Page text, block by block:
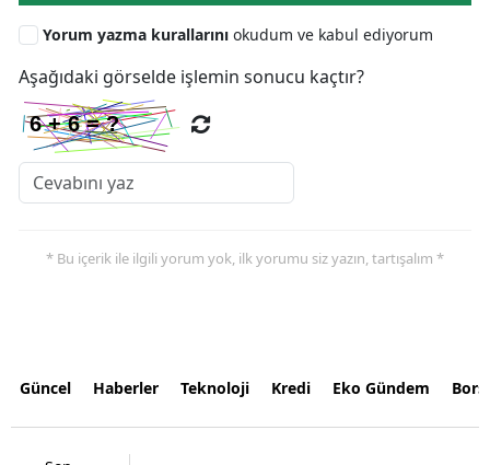
Yorum yazma kurallarını okudum ve kabul ediyorum
Aşağıdaki görselde işlemin sonucu kaçtır?
* Bu içerik ile ilgili yorum yok, ilk yorumu siz yazın, tartışalım *
Güncel Haberler Teknoloji Kredi Eko Gündem